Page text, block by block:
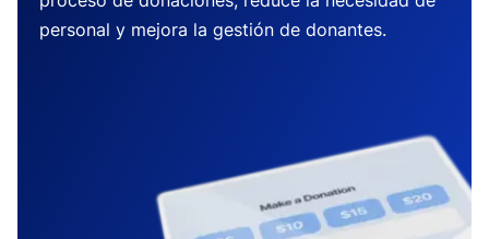
personal y mejora la gestión de donantes.